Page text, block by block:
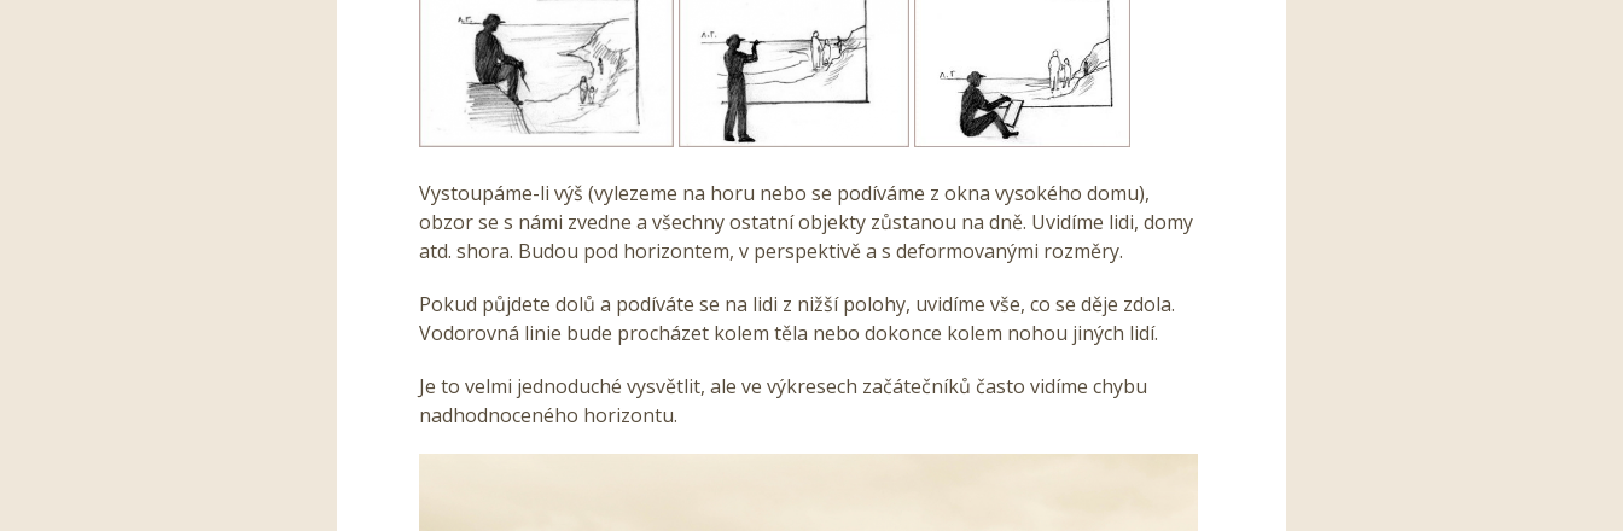
Vystoupáme-li výš (vylezeme na horu nebo se podíváme z okna vysokého domu),
obzor se s námi zvedne a všechny ostatní objekty zůstanou na dně. Uvidíme lidi, domy
atd. shora. Budou pod horizontem, v perspektivě a s deformovanými rozměry.
Pokud půjdete dolů a podíváte se na lidi z nižší polohy, uvidíme vše, co se děje zdola.
Vodorovná linie bude procházet kolem těla nebo dokonce kolem nohou jiných lidí.
Je to velmi jednoduché vysvětlit, ale ve výkresech začátečníků často vidíme chybu
nadhodnoceného horizontu.